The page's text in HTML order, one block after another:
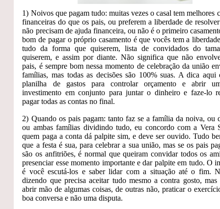
1) Noivos que pagam tudo: muitas vezes o casal tem melhores
financeiras do que os pais, ou preferem a liberdade de
não precisam de ajuda financeira, ou não é o primeiro
bom de pagar o próprio casamento é que vocês tem a
tudo da forma que quiserem, lista de convidados do
quiserem, e assim por diante. Não significa que não
pais, é sempre bom nessa momento de celebração da união
famílias, mas todas as decisões são 100% suas. A dica aqui
planilha de gastos para controlar orçamento e abrir
investimento em conjunto para juntar o dinheiro e faze-lo
pagar todas as contas no final.
2) Quando os pais pagam: tanto faz se a família da noiva, ou
ou ambas famílias dividindo tudo, eu concordo com a Vera
quem paga a conta dá palpite sim, e deve ser ouvido. Tudo
que a festa é sua, para celebrar a sua união, mas se os pais
são os anfitriões, é normal que queiram convidar todos os
presenciar esse momento importante e dar palpite em tudo. O
é você escutá-los e saber lidar com a situação até o fim.
dizendo que precisa aceitar tudo mesmo a contra gosto, mas
abrir mão de algumas coisas, de outras não, praticar o
boa conversa e não uma disputa.